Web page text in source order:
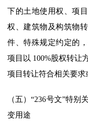
下的土地使用权、项
权、建筑物及构筑物
件、特殊规定约定的
项目以 100%股权转让
项目转让符合相关要求
（五）“236号文”特
变用途